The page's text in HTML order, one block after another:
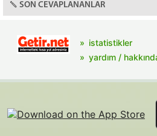
SON CEVAPLANANLAR
istatistikler
yardım /